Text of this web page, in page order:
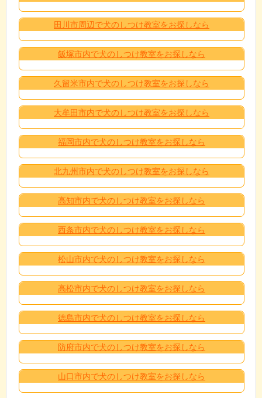
田川市周辺で犬のしつけ教室をお探しなら
飯塚市内で犬のしつけ教室をお探しなら
久留米市内で犬のしつけ教室をお探しなら
大牟田市内で犬のしつけ教室をお探しなら
福岡市内で犬のしつけ教室をお探しなら
北九州市内で犬のしつけ教室をお探しなら
高知市内で犬のしつけ教室をお探しなら
西条市内で犬のしつけ教室をお探しなら
松山市内で犬のしつけ教室をお探しなら
高松市内で犬のしつけ教室をお探しなら
徳島市内で犬のしつけ教室をお探しなら
防府市内で犬のしつけ教室をお探しなら
山口市内で犬のしつけ教室をお探しなら